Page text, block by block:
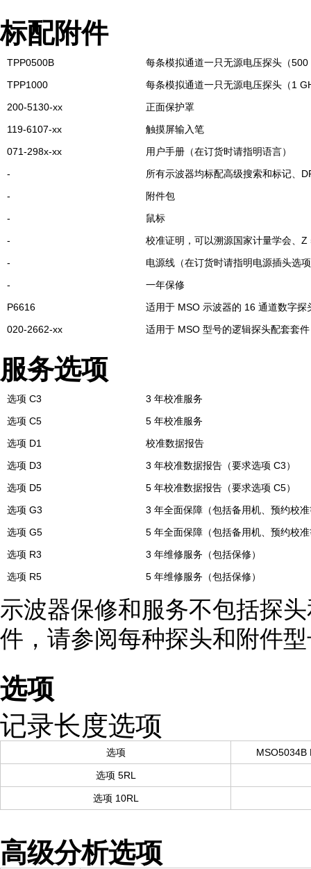
标配附件
TPP0500B
每条模拟通道一只无源电压探头（
TPP1000
每条模拟通道一只无源电压探头（1
200-5130-xx
正面保护罩
119-6107-xx
触摸屏输入笔
071-298x-xx
用户手册（在订货时请指明语言）
-
所有示波器均标配高级搜索和标记、
-
附件包
-
鼠标
-
校准证明，可以溯源国家计量学会、
-
电源线（在订货时请指明电源插头选
-
一年保修
P6616
适用于 MSO 示波器的 16 通道数字探
020-2662-xx
适用于 MSO 型号的逻辑探头配套套件
服务选项
选项 C3
3 年校准服务
选项 C5
5 年校准服务
选项 D1
校准数据报告
选项 D3
3 年校准数据报告（要求选项 C3）
选项 D5
5 年校准数据报告（要求选项 C5）
选项 G3
3 年全面保障（包括备用机、预约校
选项 G5
5 年全面保障（包括备用机、预约校
选项 R3
3 年维修服务（包括保修）
选项 R5
5 年维修服务（包括保修）
示波器保修和服务不包括探
件，请参阅每种探头和附件
选项
记录长度选项
选项 MSO5034B
选项 5RL
选项 10RL
高级分析选项